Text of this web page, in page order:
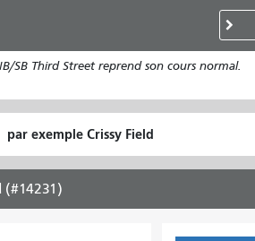
SB Third Street reprend son cours normal.
final
Comment
je
voyager
(#14231)